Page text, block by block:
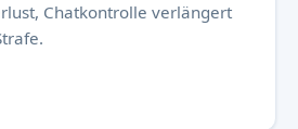
Chatkontrolle verlängert